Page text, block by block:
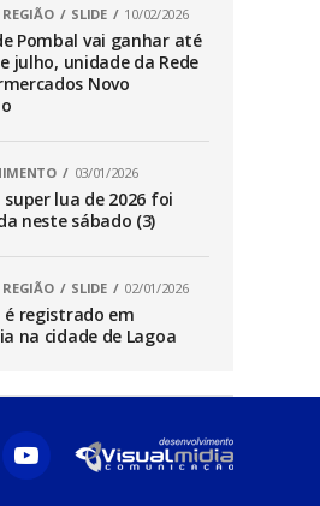
SLIDE 10/02/2026
Pombal vai ganhar até
julho, unidade da Rede
Novo
03/01/2026
super lua de 2026 foi
neste sábado (3)
SLIDE 02/01/2026
é registrado em
na cidade de Lagoa